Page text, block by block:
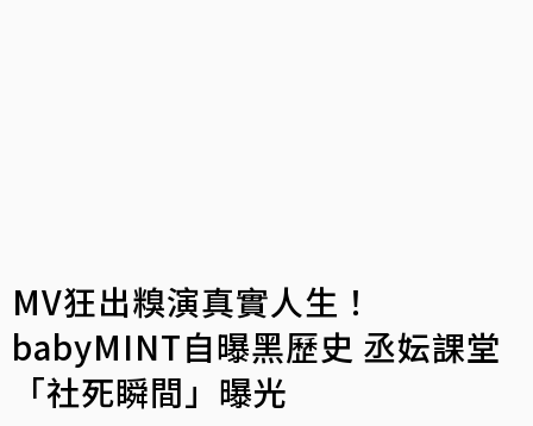
MV狂出糗演真實人生！
babyMINT自曝黑歷史 丞妘課堂
「社死瞬間」曝光